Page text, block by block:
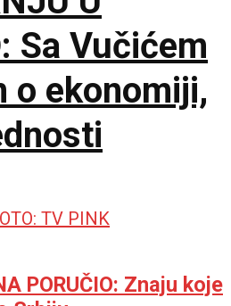
Sa Vučićem
o ekonomiji,
PORUČIO: Znaju koje